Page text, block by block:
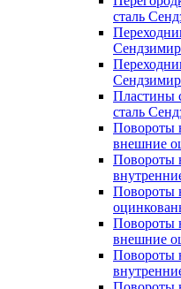
сталь
Сендзимир
Сендзимир
Пластины
сталь
Повороты
внешние
Повороты
Повороты
Повороты
внешние
Повороты